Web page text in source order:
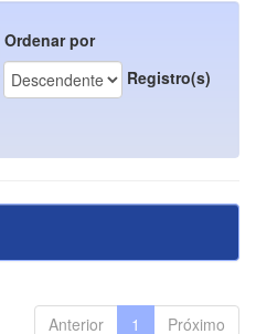
Ordenar por
Registro(s)
Anterior 1 Próximo